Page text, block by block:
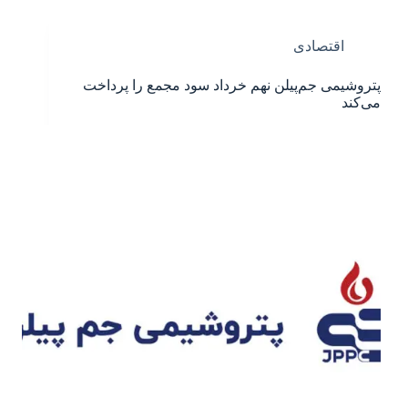
اقتصادی
پتروشیمی جم‌پیلن نهم خرداد سود مجمع را پرداخت
می‌کند